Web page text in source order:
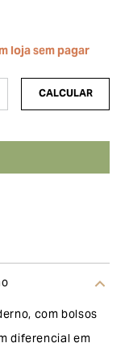
com bolsos
diferencial em